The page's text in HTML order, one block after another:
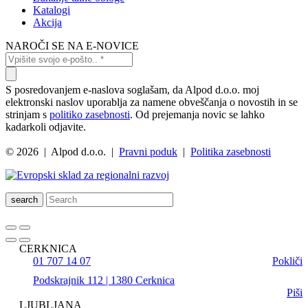
Katalogi
Akcija
NAROČI SE NA E-NOVICE
S posredovanjem e-naslova soglašam, da Alpod d.o.o. moj
elektronski naslov uporablja za namene obveščanja o novostih in se
strinjam s politiko zasebnosti. Od prejemanja novic se lahko
kadarkoli odjavite.
© 2026 | Alpod d.o.o. | Pravni poduk | Politika zasebnosti
search
CERKNICA
01 707 14 07
Pokliči
Podskrajnik 112 | 1380 Cerknica
Piši
LJUBLJANA